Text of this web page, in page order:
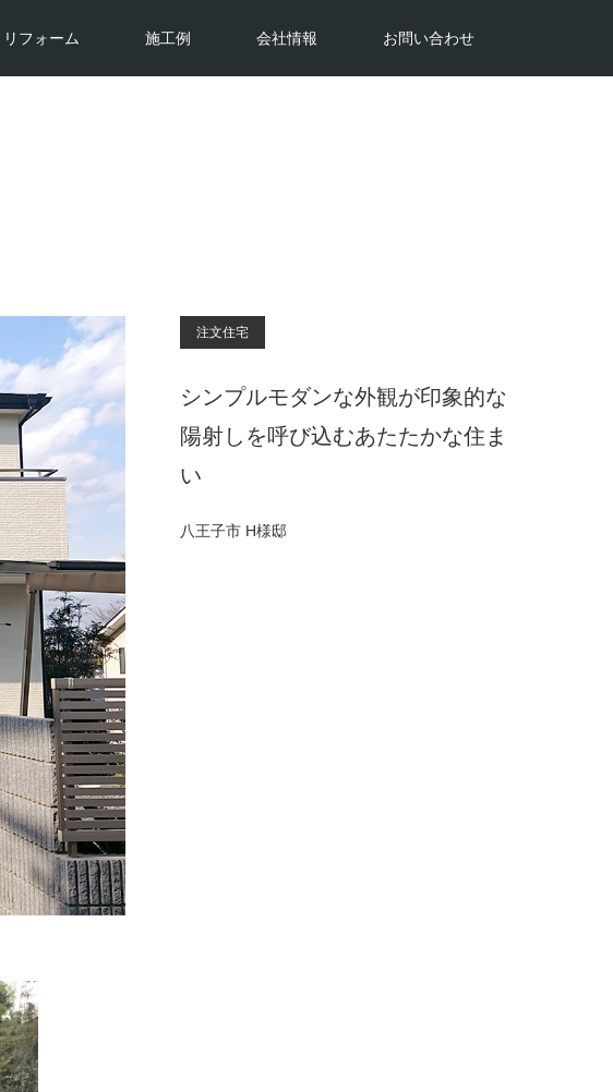
リフォーム 施工例 会社情報 お問い合わせ
注文住宅
シンプルモダンな外観が印象的な
陽射しを呼び込むあたたかな住ま
い
八王子市 H様邸